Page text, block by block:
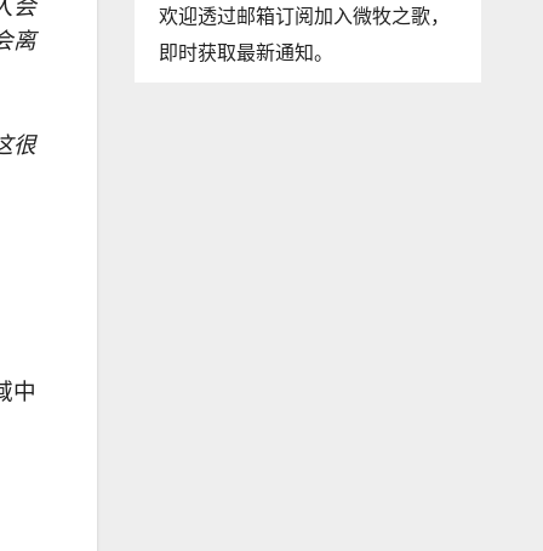
会
离
很
中
欢迎透过邮箱订阅加入微牧之歌，
即时获取最新通知。